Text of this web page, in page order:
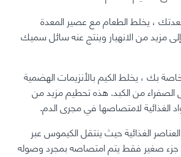
، يخلط الطعام مع عصير المعدة
مزيد من الانهيار وينتج عنه سائل سميك
بك ، يخلط الكيم بالأنزيمات الهضمية
منالكبد. هذه تحطيم مزيد من
الغذائية لامتصاصها في مجرى الدم.
الغذائية حيث ينتقل الكيموس عبر
جزء صغير فقط يتم امتصاصه بمجرد وصوله